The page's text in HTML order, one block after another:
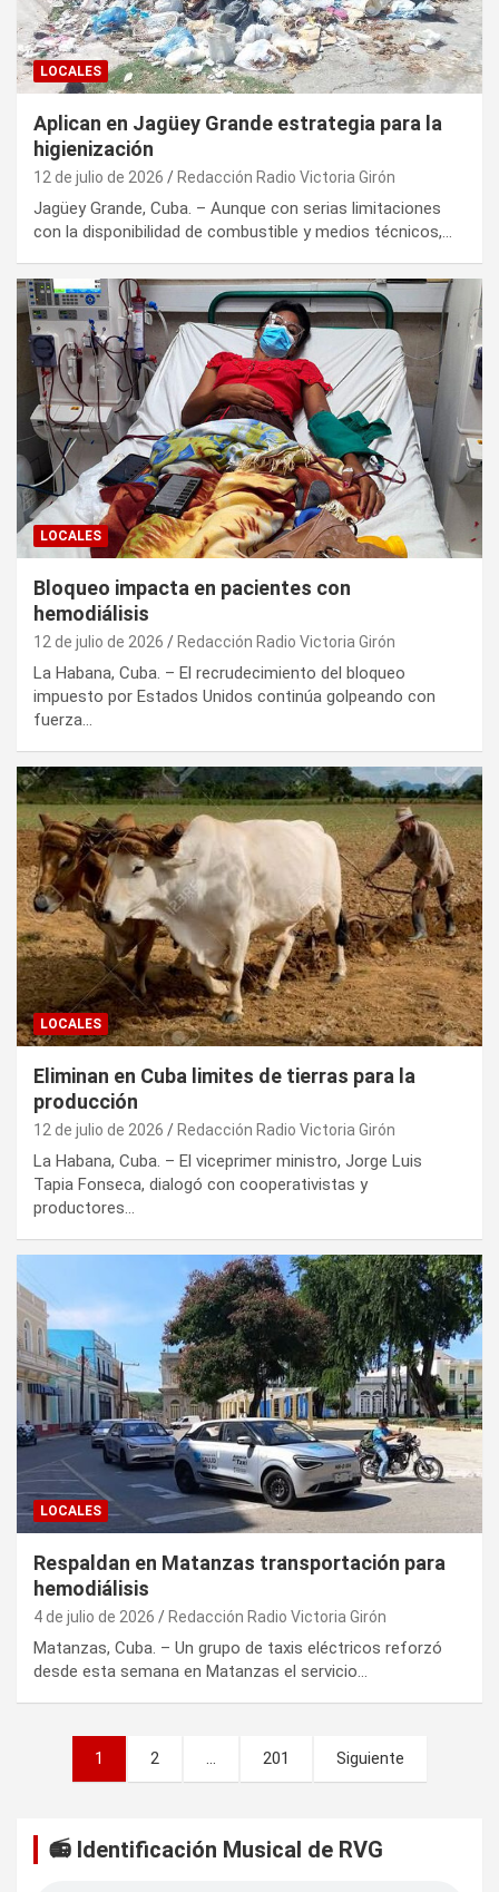
LOCALES
Aplican en Jagüey Grande estrategia para la
higienización
12 de julio de 2026 Redacción Radio Victoria Girón
Jagüey Grande, Cuba. – Aunque con serias limitaciones
con la disponibilidad de combustible y medios técnicos,…
LOCALES
Bloqueo impacta en pacientes con
hemodiálisis
12 de julio de 2026 Redacción Radio Victoria Girón
La Habana, Cuba. – El recrudecimiento del bloqueo
impuesto por Estados Unidos continúa golpeando con
fuerza…
LOCALES
Eliminan en Cuba limites de tierras para la
producción
12 de julio de 2026 Redacción Radio Victoria Girón
La Habana, Cuba. – El viceprimer ministro, Jorge Luis
Tapia Fonseca, dialogó con cooperativistas y
productores…
LOCALES
Respaldan en Matanzas transportación para
hemodiálisis
4 de julio de 2026 Redacción Radio Victoria Girón
Matanzas, Cuba. – Un grupo de taxis eléctricos reforzó
desde esta semana en Matanzas el servicio…
1 2 … 201 Siguiente
📻 Identificación Musical de RVG